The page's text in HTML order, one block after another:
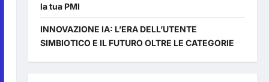
la tua PMI
INNOVAZIONE IA: L’ERA DELL’UTENTE
SIMBIOTICO E IL FUTURO OLTRE LE CATEGORIE